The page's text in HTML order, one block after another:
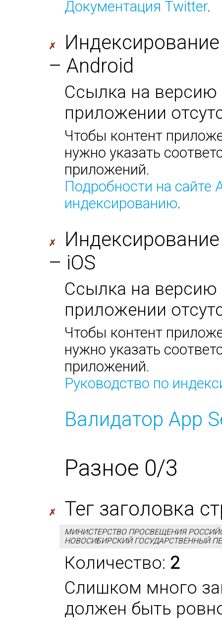
Документация Twitter.
✗
– Android
Ссылка на версию
приложении
Чтобы контент
нужно указать
приложений.
Подробности на сайте
индексированию.
✗
– iOS
Ссылка на версию
приложении
Чтобы контент
нужно указать
приложений.
Руководство по
Валидатор App
Разное 0/3
✗ Тег заголовка
МИНИСТЕРСТВО ПРОСВЕЩЕНИЯ
НОВОСИБИРСКИЙ ГОСУДАРСТВЕННЫЙ
Количество: 2
Слишком много
должен быть